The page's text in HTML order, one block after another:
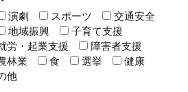
演劇 スポーツ
交通安全
地域振興
子育て支援
労・起業支援
障害者支援
林業 食 選挙
健康
他